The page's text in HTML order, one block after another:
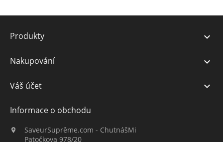
Produkty 
Nakupování 
Váš účet 
Informace o obchodu

SaveurSuprême.com - ChutnášMi
Patočkova 978/20